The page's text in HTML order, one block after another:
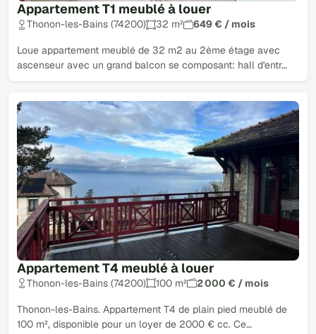
Appartement T1 meublé à louer
Thonon-les-Bains (74200) 32 m² 649 € / mois
Loue appartement meublé de 32 m2 au 2ème étage avec
ascenseur avec un grand balcon se composant: hall d'entr…
Appartement T4 meublé à louer
Thonon-les-Bains (74200) 100 m² 2 000 € / mois
Thonon-les-Bains. Appartement T4 de plain pied meublé de
100 m², disponible pour un loyer de 2000 € cc. Ce…